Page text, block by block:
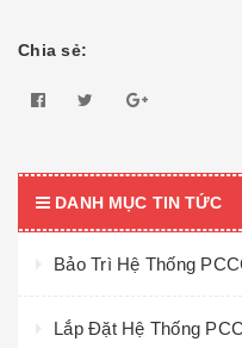
Chia sẻ:
DANH MỤC TIN TỨC
Bảo Trì Hệ Thống
Lắp Đặt Hệ Thống